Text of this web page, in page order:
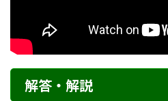
解答・解説